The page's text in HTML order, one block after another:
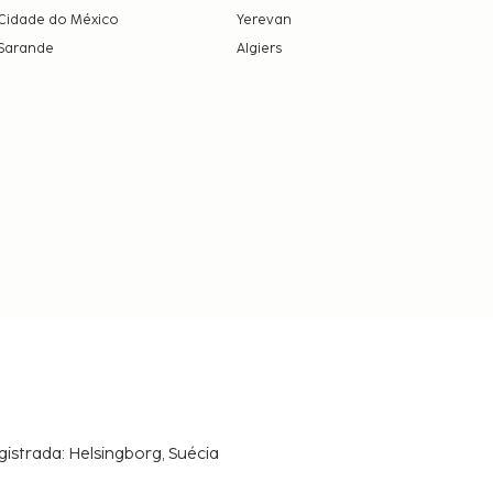
do México
Yerevan
Algiers
Helsingborg, Suécia